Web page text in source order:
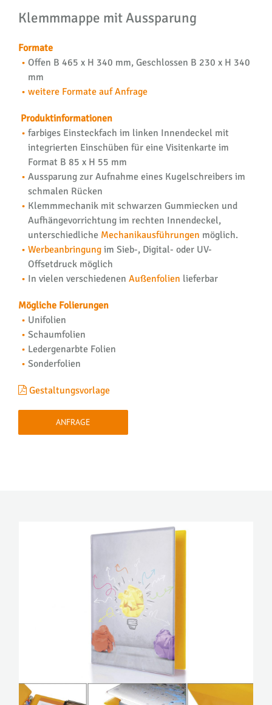
Klemmmappe mit Aussparung
Formate
Offen B 465 x H 340 mm, Geschlossen B 230 x H 340
mm
weitere Formate auf Anfrage
Produktinformationen
farbiges Einsteckfach im linken Innendeckel mit
integrierten Einschüben für eine Visitenkarte im
Format B 85 x H 55 mm
Aussparung zur Aufnahme eines Kugelschreibers im
schmalen Rücken
Klemmmechanik mit schwarzen Gummiecken und
Aufhängevorrichtung im rechten Innendeckel,
unterschiedliche Mechanikausführungen möglich.
Werbeanbringungim Sieb-, Digital- oder UV-
Offsetdruck möglich
In vielen verschiedenen Außenfolien lieferbar
Mögliche Folierungen
Unifolien
Schaumfolien
Ledergenarbte Folien
Sonderfolien
Gestaltungsvorlage
ANFRAGE